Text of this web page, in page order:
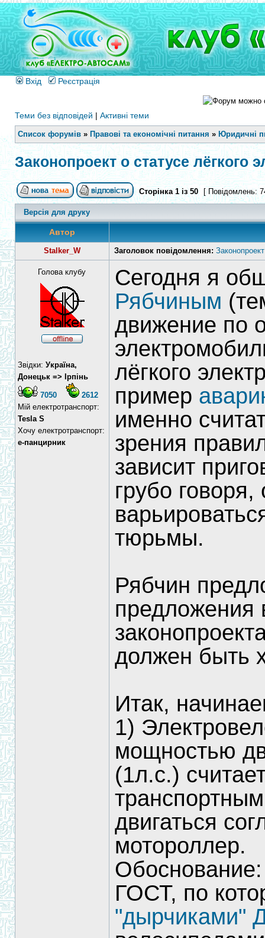
Вхід Реєстрація
Теми без відповідей | Активні теми
Список форумів » Правові та економічні питання » Юридичні
Законопроект о статусе лёгкого
Сторінка 1із50 [ Повідомлень:
Версія для друку
Автор
Stalker_W Заголовок повідомлення:
Голова клубу
Звідки: Україна,
Донецьк => Ірпінь
7050
2612
Мій електротранспорт:
Tesla S
Хочу електротранспорт:
е-панцирник
Сегодня я
Рябчиным
движение по
лёгкого
пример
именно
зрения
зависит
грубо говоря,
тюрьмы.
Рябчин
предложения
должен быть
Итак,
1)
мощностью
(1л.с.)
двигаться
мотороллер.
Обоснование:
ГОСТ, по
"дырчиками"